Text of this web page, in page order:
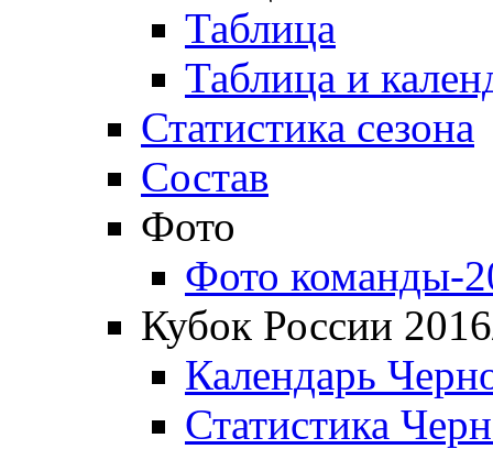
Таблица
Таблица и
Статистика сезона
Состав
Фото
Фото команды-
Кубок России
Календарь
Статистика